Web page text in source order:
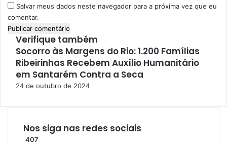
k
u
n
g
u
n
y
e
e
b
Salvar meus dados neste navegador para a próxima vez que eu
comentar.
Verifique também
F
e
c
h
Socorro às Margens do Rio: 1.200 Famílias
Ribeirinhas Recebem Auxílio Humanitário
em Santarém Contra a Seca
24 de outubro de 2024
Nos siga nas redes sociais
407